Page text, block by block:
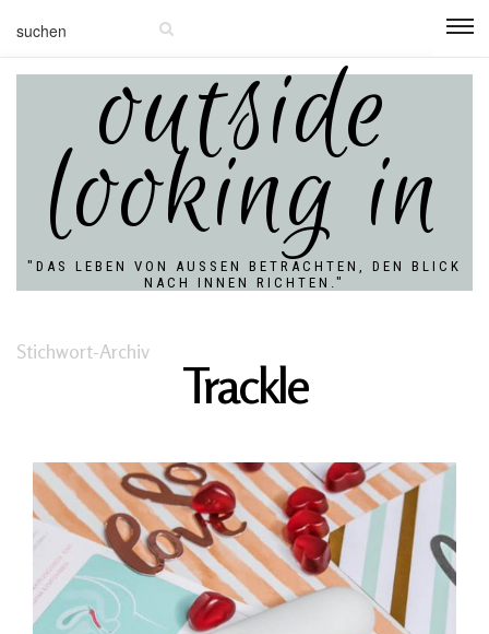
outside
looking in
"DAS LEBEN VON AUSSEN BETRACHTEN, DEN BLICK N
ACH INNEN RICHTEN."
Stichwort-Archiv
Trackle